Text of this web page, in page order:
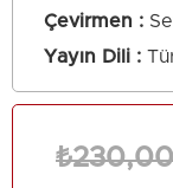
Çevirmen
Yayın Dili
₺230,00